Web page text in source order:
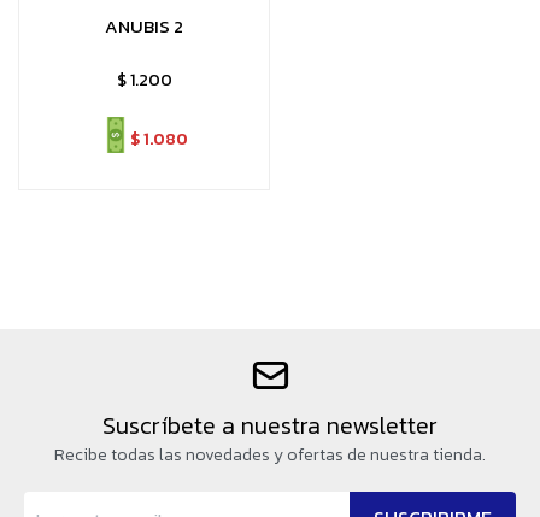
ANUBIS 2
$1.200
$1.080
Suscríbete a nuestra newsletter
Recibe todas las novedades y ofertas de nuestra tienda.